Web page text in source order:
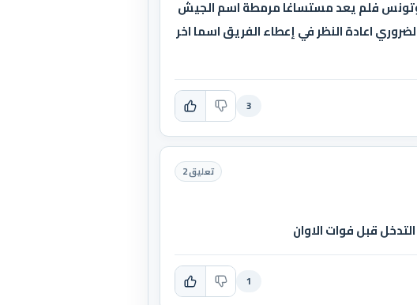
وتونس فلم يعد مستساغا مرمطة اسم الجيش
اعادة النظر في إعطاء الفريق اسما اخر
3
تعليق 2
قبل فوات الاوان
1